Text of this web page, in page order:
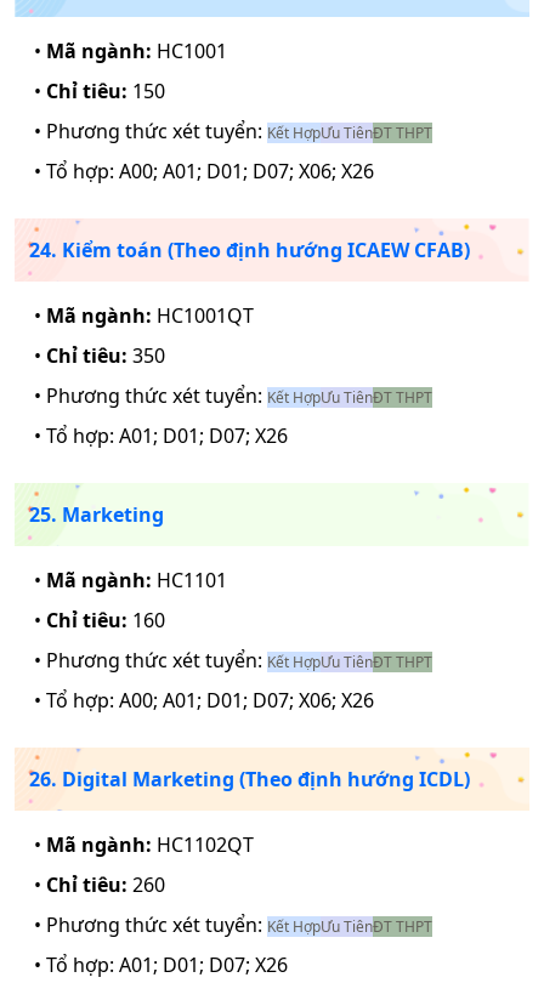
• Mã ngành: HC1001
• Chỉ tiêu: 150
• Phương thức xét tuyển: Kết HợpƯu TiênĐT THPT
• Tổ hợp: A00; A01; D01; D07; X06; X26
24. Kiểm toán (Theo định hướng ICAEW CFAB)
• Mã ngành: HC1001QT
• Chỉ tiêu: 350
• Phương thức xét tuyển: Kết HợpƯu TiênĐT THPT
• Tổ hợp: A01; D01; D07; X26
25. Marketing
• Mã ngành: HC1101
• Chỉ tiêu: 160
• Phương thức xét tuyển: Kết HợpƯu TiênĐT THPT
• Tổ hợp: A00; A01; D01; D07; X06; X26
26. Digital Marketing (Theo định hướng ICDL)
• Mã ngành: HC1102QT
• Chỉ tiêu: 260
• Phương thức xét tuyển: Kết HợpƯu TiênĐT THPT
• Tổ hợp: A01; D01; D07; X26